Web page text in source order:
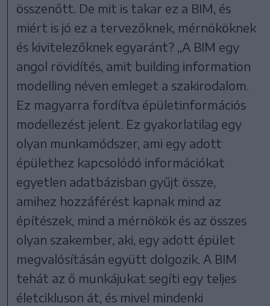
összenőtt. De mit is takar ez a BIM, és
miért is jó ez a tervezőknek, mérnököknek
és kivitelezőknek egyaránt? „A BIM egy
angol rövidítés, amit building information
modelling néven emleget a szakirodalom.
Ez magyarra fordítva épületinformációs
modellezést jelent. Ez gyakorlatilag egy
olyan munkamódszer, ami egy adott
épülethez kapcsolódó információkat
egyetlen adatbázisban gyűjt össze,
amihez hozzáférést kapnak mind az
építészek, mind a mérnökök és az összes
olyan szakember, aki, egy adott épület
megvalósításán együtt dolgozik. A BIM
tehát az ő munkájukat segíti egy teljes
életcikluson át, és mivel mindenki